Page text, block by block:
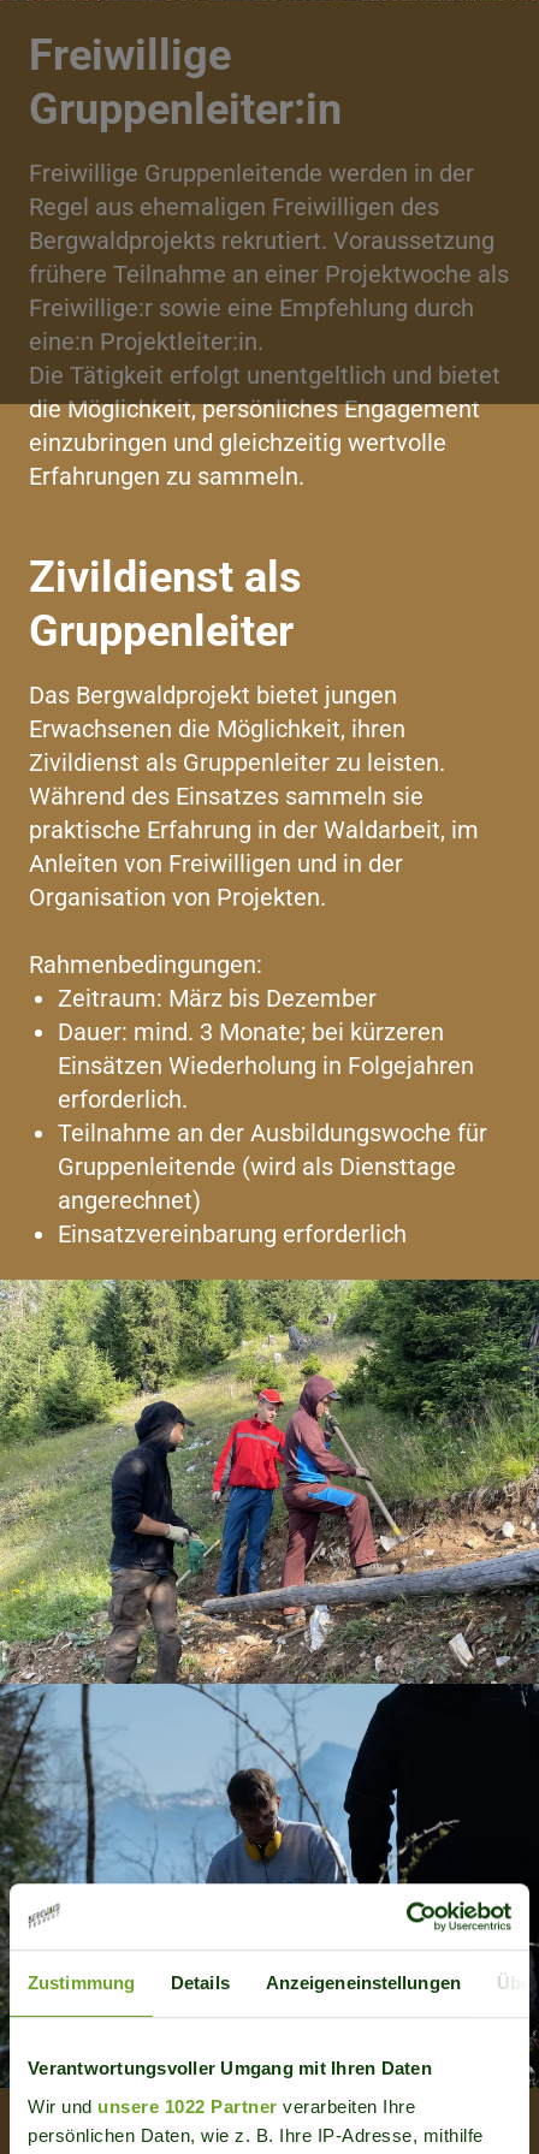
Zustimmung Details Anzeigeneinstellungen
Verantwortungsvoller Umgang mit Ihren Daten
Wir und unsere 1022 Partner verarbeiten Ihre
persönlichen Daten, wie z. B. Ihre IP-Adresse, mithilfe
Freiwillige
Gruppenleiter:in
Freiwillige Gruppenleitende werden in der
Regel aus ehemaligen Freiwilligen des
Bergwaldprojekts rekrutiert. Voraussetzung
frühere Teilnahme an einer Projektwoche als
Freiwillige:r sowie eine Empfehlung durch
eine:n Projektleiter:in.
Die Tätigkeit erfolgt unentgeltlich und bietet
die Möglichkeit, persönliches Engagement
einzubringen und gleichzeitig wertvolle
Erfahrungen zu sammeln.
Zivildienst als
Gruppenleiter
Das Bergwaldprojekt bietet jungen
Erwachsenen die Möglichkeit, ihren
Zivildienst als Gruppenleiter zu leisten.
Während des Einsatzes sammeln sie
praktische Erfahrung in der Waldarbeit, im
Anleiten von Freiwilligen und in der
Organisation von Projekten.
Rahmenbedingungen:
Zeitraum: März bis Dezember
Dauer: mind. 3 Monate; bei kürzeren
Einsätzen Wiederholung in Folgejahren
erforderlich.
Teilnahme an der Ausbildungswoche für
Gruppenleitende (wird als Diensttage
angerechnet)
Einsatzvereinbarung erforderlich
Praktikum als